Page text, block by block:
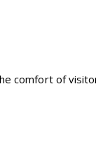
comfort of